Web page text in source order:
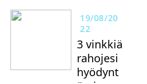
19/08/20
22
3 vinkkiä
rahojesi
hyödynt